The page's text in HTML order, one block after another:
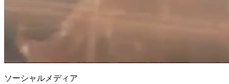
ソーシャルメディア